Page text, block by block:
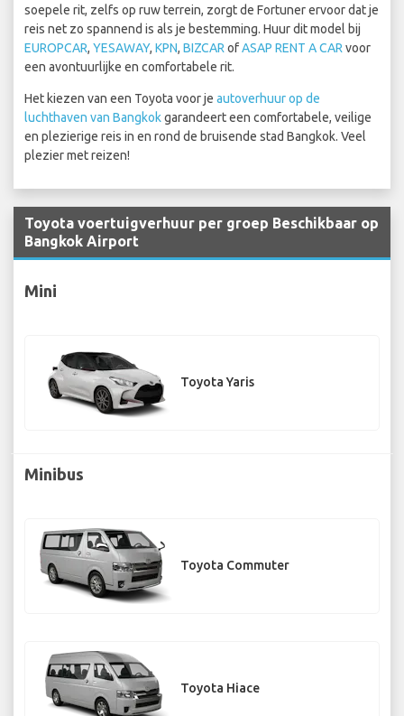
soepele rit, zelfs op ruw terrein, zorgt de Fortuner ervoor dat je
reis net zo spannend is als je bestemming. Huur dit model bij
EUROPCAR, YESAWAY, KPN, BIZCAR ofASAP RENT A CAR voor
een avontuurlijke en comfortabele rit.
Het kiezen van een Toyota voor je autoverhuur op de
luchthaven van Bangkokgarandeert een comfortabele, veilige
en plezierige reis in en rond de bruisende stad Bangkok. Veel
plezier met reizen!
Toyota voertuigverhuur per groep Beschikbaar op
Bangkok Airport
Mini
Toyota Yaris
Minibus
Toyota Commuter
Toyota Hiace